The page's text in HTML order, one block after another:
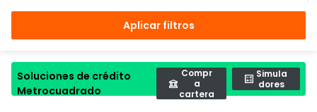
Aplicar filtros
Soluciones de crédito
Metrocuadrado
Compr
a
cartera
Simula
dores